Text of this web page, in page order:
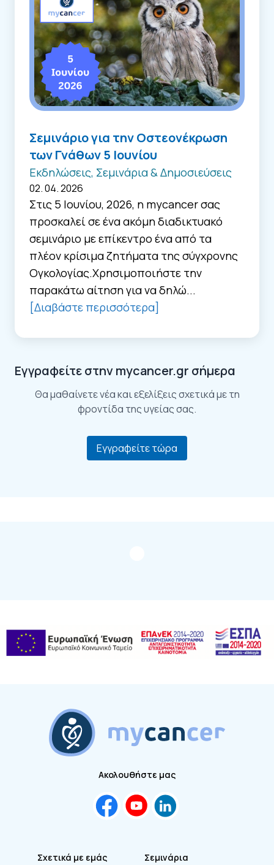
Σεμινάριο για την Οστεονέκρωση
των Γνάθων 5 Ιουνίου
Εκδηλώσεις, Σεμινάρια & Δημοσιεύσεις
02. 04. 2026
Στις 5 Ιουνίου, 2026, η mycancer σας
προσκαλεί σε ένα ακόμη διαδικτυακό
σεμινάριο με επίκεντρο ένα από τα
πλέον κρίσιμα ζητήματα της σύγχρονης
Ογκολογίας.Χρησιμοποιήστε την
παρακάτω αίτηση για να δηλώ...
[Διαβάστε περισσότερα]
Εγγραφείτε στην mycancer.gr σήμερα
Θα μαθαίνετε νέα και εξελίξεις σχετικά με τη
φροντίδα της υγείας σας.
Εγγραφείτε τώρα
Σχετικά με εμάς Σεμινάρια
Ακολουθήστε μας